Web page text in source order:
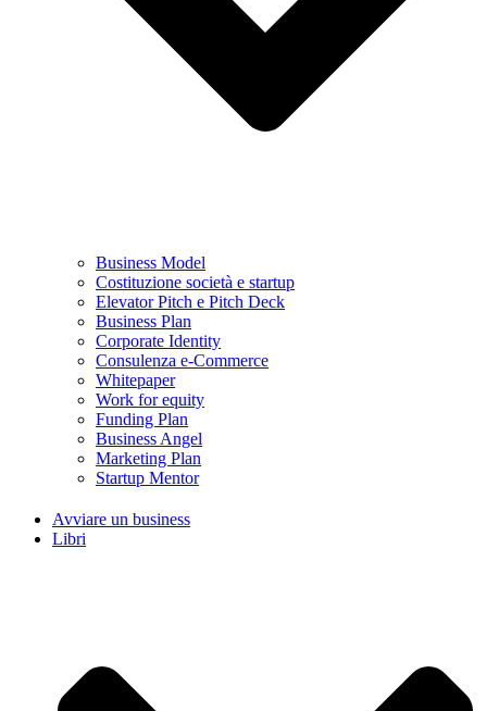
Business Model
Costituzione società e startup
Elevator Pitch e Pitch Deck
Business Plan
Corporate Identity
Consulenza e-Commerce
Whitepaper
Work for equity
Funding Plan
Business Angel
Marketing Plan
Startup Mentor
Avviare un business
Libri